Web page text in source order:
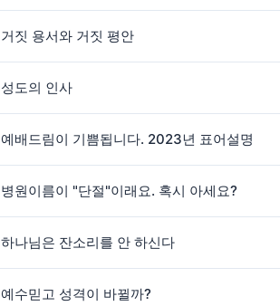
거짓 용서와 거짓 평안
성도의 인사
예배드림이 기쁨됩니다. 2023년 표어설명
병원이름이 "단절"이래요. 혹시 아세요?
하나님은 잔소리를 안 하신다
예수믿고 성격이 바뀔까?